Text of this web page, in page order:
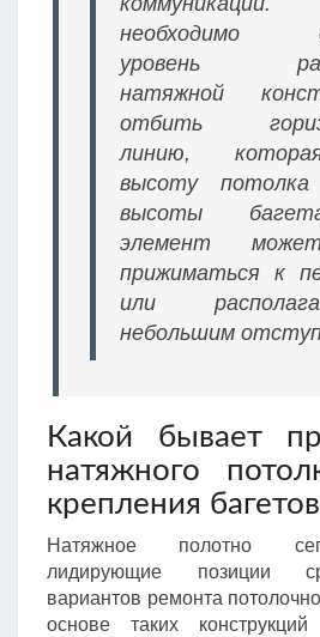
необходимо
уровень
натяжной
отбить
линию,
высоту
высоты
элемент
прижиматься к
или
небольшим
Какой бывает
натяжного
крепления багетов
Натяжное полотно
лидирующие позиции
вариантов ремонта
основе таких